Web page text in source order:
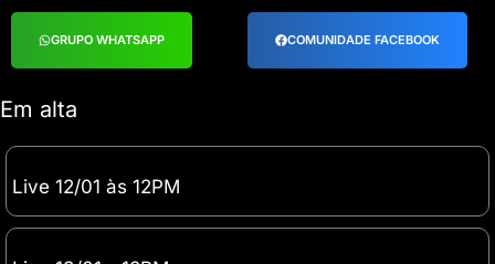
GRUPO WHATSAPP COMUNIDADE FACEBOOK
Em alta
Live 12/01 às 12PM